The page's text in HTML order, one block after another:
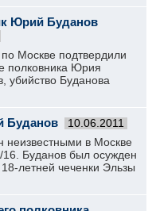
Юрий Буданов
Москве подтвердили
полковника Юрия
убийство Буданова
Буданов 10.06.2011
неизвестными в Москве
Буданов был осужден
летней чеченки Эльзы